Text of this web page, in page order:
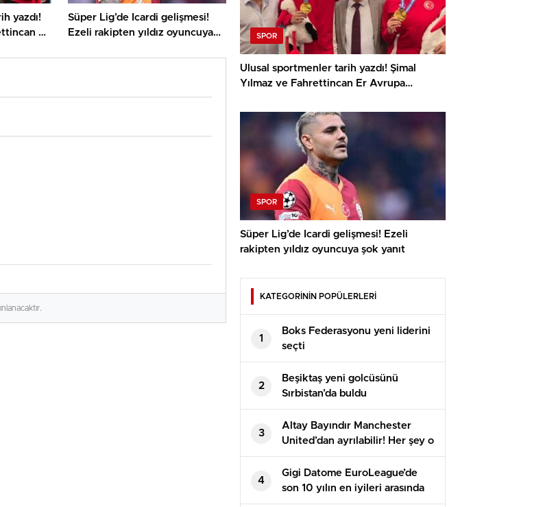
yazdı!
Er
Süper Lig’de Icardi gelişmesi!
Ezeli rakipten yıldız oyuncuya
SPOR
Ulusal sportmenler tarih yazdı! Şimal
Yılmaz ve Fahrettincan Er Avrupa
SPOR
Süper Lig’de Icardi gelişmesi! Ezeli
rakipten yıldız oyuncuya şok yanıt
KATEGORİNİN POPÜLERLERİ
1
Boks Federasyonu yeni liderini
seçti
2
Beşiktaş yeni golcüsünü
Sırbistan’da buldu
3
Altay Bayındır Manchester
United’dan ayrılabilir! Her şey o
isme bağlı…
4
Gigi Datome EuroLeague’de
son 10 yılın en iyileri arasında